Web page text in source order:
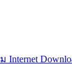
Internet